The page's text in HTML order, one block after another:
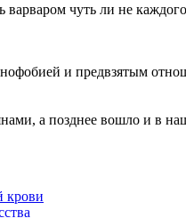
чуть ли не
и предвзятым
а позднее вошло и в
крови